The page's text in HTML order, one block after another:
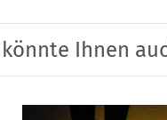
könnte Ihnen